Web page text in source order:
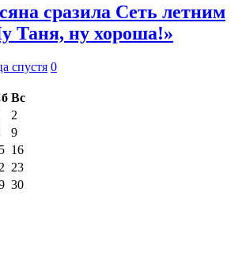
сразила Сеть летним
Таня, ну хороша!»
спустя 0
Вс
2
9
16
23
30